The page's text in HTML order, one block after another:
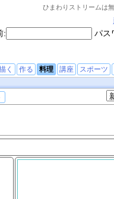
ひまわりストリームは
:
パス
く 作る 料理 講座 スポーツ